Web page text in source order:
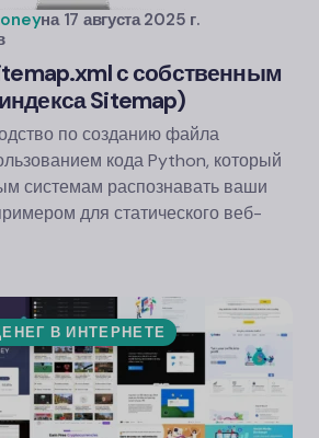
на 17 августа 2025 г.
с собственным
Sitemap)
по созданию файла
кода Python, который
системам распознавать ваши
для статического веб-
В ИНТЕРНЕТЕ